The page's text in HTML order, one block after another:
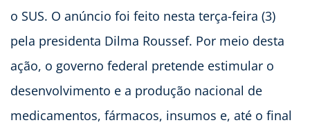
o SUS. O anúncio foi feito nesta terça-feira (3)
pela presidenta Dilma Roussef. Por meio desta
ação, o governo federal pretende estimular o
desenvolvimento e a produção nacional de
medicamentos, fármacos, insumos e, até o final